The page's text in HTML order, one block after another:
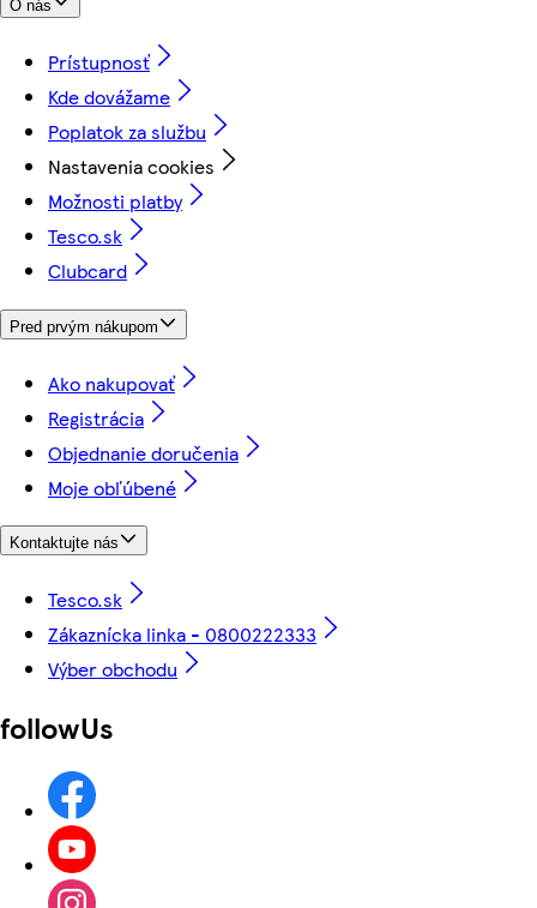
O nás
Prístupnosť
Kde dovážame
Poplatok za službu
Nastavenia cookies
Možnosti platby
Tesco.sk
Clubcard
Pred prvým nákupom
Ako nakupovať
Registrácia
Objednanie doručenia
Moje obľúbené
Kontaktujte nás
Tesco.sk
Zákaznícka linka - 0800222333
Výber obchodu
followUs